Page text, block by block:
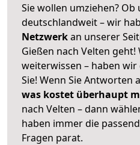
Sie wollen umziehen? Ob
deutschlandweit – wir
Netzwerkan unserer
Gießen nach Velten geht!
weiterwissen – haben
Sie! Wenn Sie Antworten
was kostet überhaupt
nach Velten – dann
haben immer die
Fragen parat.